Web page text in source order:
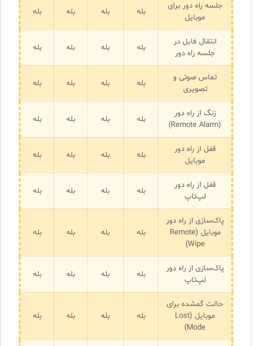
جلسه راه دور برای
موبایل
بله بله بله بله
انتقال فایل در
جلسه راه دور
بله بله بله بله
تماس صوتی و
تصویری
بله بله بله بله
زنگ از راه دور
(Remote Alarm)
بله بله بله بله
قفل از راه دور
موبایل
بله بله بله بله
قفل از راه دور
لپ‌تاپ
بله بله بله بله
پاک‌سازی از راه دور
موبایل (Remote
Wipe)
بله بله بله بله
پاک‌سازی از راه دور
لپ‌تاپ
بله بله بله بله
حالت گمشده برای
موبایل (Lost
Mode)
بله بله بله بله